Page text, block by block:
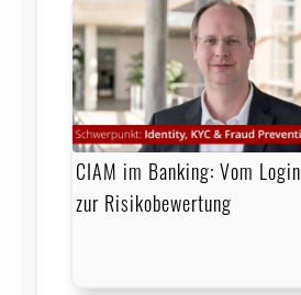
CIAM im Banking: Vom Login
zur Risikobewertung